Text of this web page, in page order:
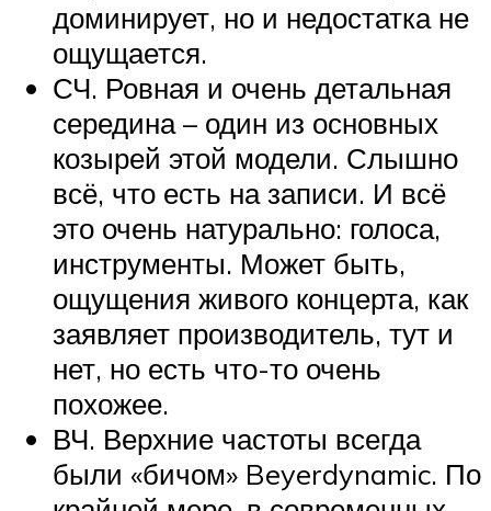
доминирует, но и недостатка не
ощущается.
СЧ. Ровная и очень детальная
середина – один из основных
козырей этой модели. Слышно
всё, что есть на записи. И всё
это очень натурально: голоса,
инструменты. Может быть,
ощущения живого концерта, как
заявляет производитель, тут и
нет, но есть что-то очень
похожее.
ВЧ. Верхние частоты всегда
были «бичом» Beyerdynamic. По